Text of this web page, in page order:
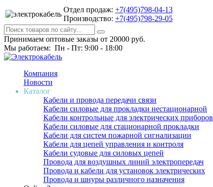
Отдел продаж: +7(495)798-04-13
Производство: +7(495)798-29-05
Принимаем оптовые заказы от 20000 руб.
Мы работаем: Пн - Пт: 9:00 - 18:00
Компания
Новости
Каталог
Кабели и провода передачи связи
Кабели силовые для прокладки нестационарной
Кабели контрольные для электрических приборов
Кабели силовые для стационарной прокладки
Кабели для систем пожарной сигнализации
Кабели для цепей управления и контроля
Кабели судовые для силовых цепей
Провода для воздушных линий электропередач
Провода и кабели для установок электрических
Провода и шнуры различного назначения